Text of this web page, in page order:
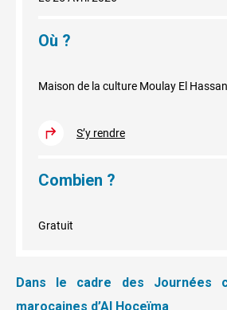
Où ?
Maison de la culture Moulay El
S’y rendre
Combien ?
Gratuit
Dans le cadre des Journées
marocaines d’Al Hoceïma